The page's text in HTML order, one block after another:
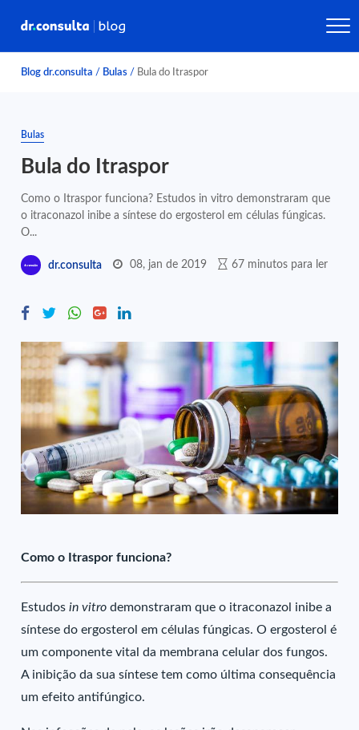
Blog dr.consulta / Bulas / Bula do Itraspor
Bulas
Bula do Itraspor
Como o Itraspor funciona? Estudos in vitro demonstraram que
o itraconazol inibe a síntese do ergosterol em células fúngicas.
O...
dr.consulta 08, jan de 2019 67 minutos para ler
Como o Itraspor funciona?
Estudosin vitro demonstraram que o itraconazol inibe a
síntese do ergosterol em células fúngicas. O ergosterol é
um componente vital da membrana celular dos fungos.
A inibição da sua síntese tem como última consequência
um efeito antifúngico.